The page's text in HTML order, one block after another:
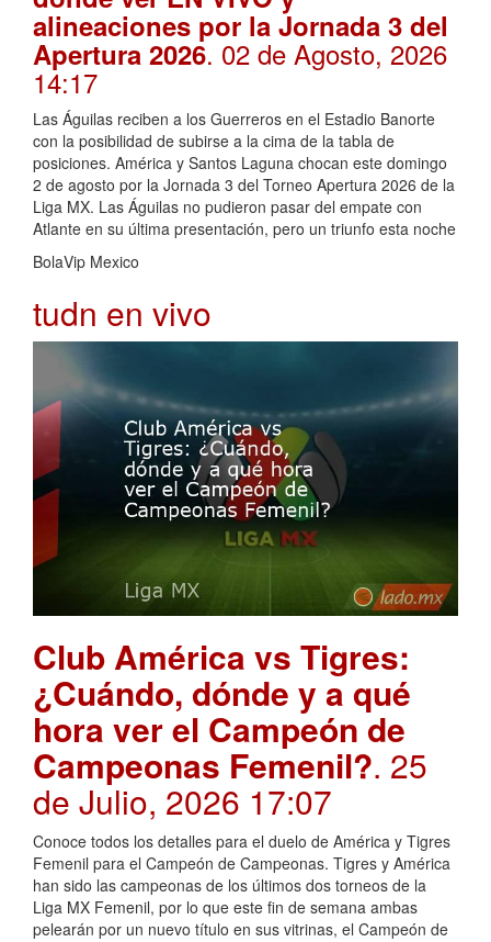
alineaciones por la Jornada 3 del
Apertura 2026. 02 de Agosto, 2026
14:17
Las Águilas reciben a los Guerreros en el Estadio Banorte
con la posibilidad de subirse a la cima de la tabla de
posiciones. América y Santos Laguna chocan este domingo
2 de agosto por la Jornada 3 del Torneo Apertura 2026 de la
Liga MX. Las Águilas no pudieron pasar del empate con
Atlante en su última presentación, pero un triunfo esta noche
BolaVip Mexico
tudn en vivo
Club América vs Tigres:
¿Cuándo, dónde y a qué
hora ver el Campeón de
Campeonas Femenil?. 25
de Julio, 2026 17:07
Conoce todos los detalles para el duelo de América y Tigres
Femenil para el Campeón de Campeonas. Tigres y América
han sido las campeonas de los últimos dos torneos de la
Liga MX Femenil, por lo que este fin de semana ambas
pelearán por un nuevo título en sus vitrinas, el Campeón de